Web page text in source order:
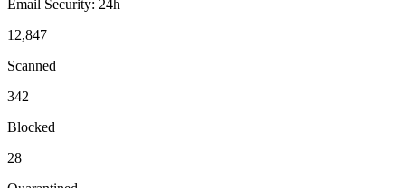
Email Security: 24h
12,847
Scanned
342
Blocked
28